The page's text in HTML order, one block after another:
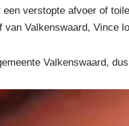
verstopte afvoer of
van Valkenswaard, Vince
Valkenswaard,